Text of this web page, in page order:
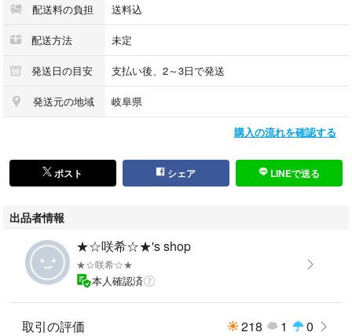
配送料の負担 送料込
配送方法 未定
発送日の目安 支払い後、2～3日で発送
発送元の地域 岐阜県
購入の流れを確認する
ポスト シェア LINEで送る
出品者情報
★☆咲希☆★'s shop
★☆咲希☆★
本人確認済
取引の評価 218 1 0